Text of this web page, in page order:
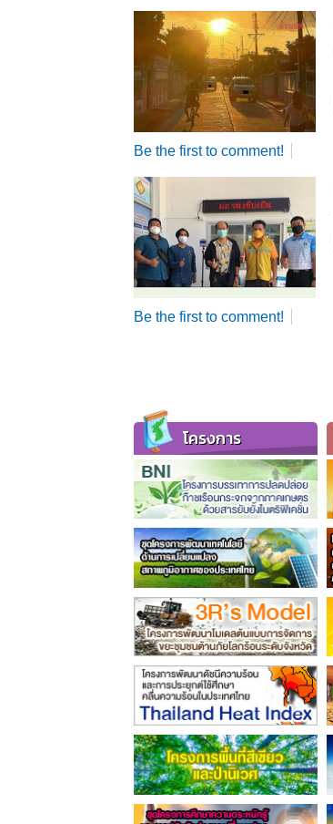
Be the first to comment!
Be the first to comment!
โครงการ